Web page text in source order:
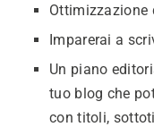
Ottimizzazione
Imparerai a
Un piano
tuo blog che
con titoli,